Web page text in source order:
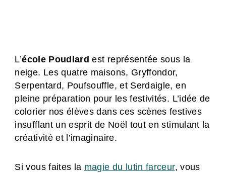
L’école Poudlard est représentée sous la
neige. Les quatre maisons, Gryffondor,
Serpentard, Poufsouffle, et Serdaigle, en
pleine préparation pour les festivités. L’idée de
colorier nos élèves dans ces scènes festives
insufflant un esprit de Noël tout en stimulant la
créativité et l’imaginaire.
Si vous faites la magie du lutin farceur, vous